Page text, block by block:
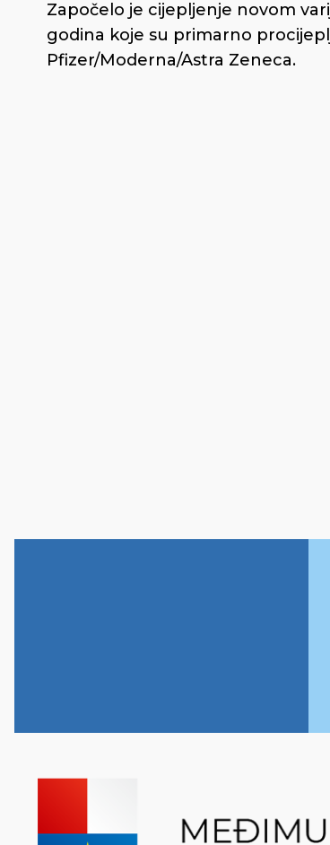
Započelo je cijepljenje novom
godina koje su primarno
Pfizer/Moderna/Astra Zeneca.